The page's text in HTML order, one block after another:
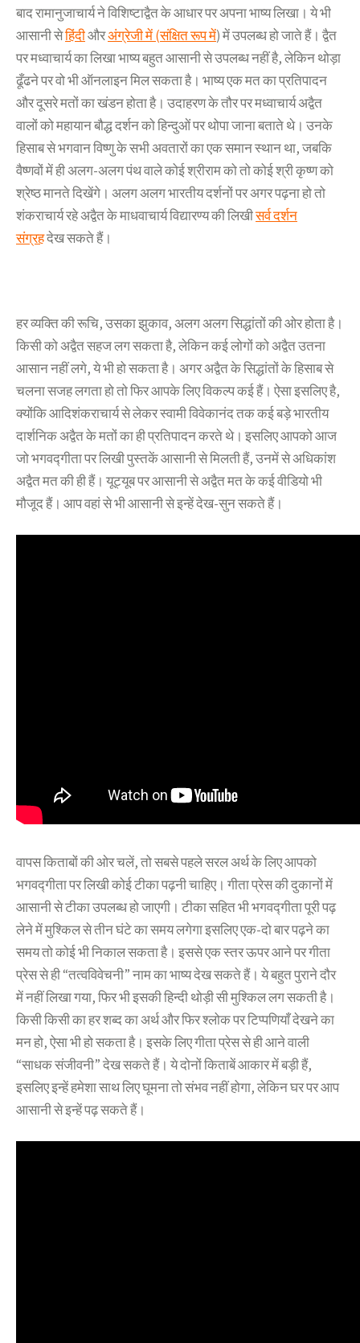
बाद रामानुजाचार्य ने विशिष्टाद्वैत के आधार पर अपना भाष्य लिखा। ये भी
आसानी सेहिंदीऔरअंग्रेजी में (संक्षित रूप में) में उपलब्ध हो जाते हैं। द्वैत
पर मध्वाचार्य का लिखा भाष्य बहुत आसानी से उपलब्ध नहीं है, लेकिन थोड़ा
ढूँढने पर वो भी ऑनलाइन मिल सकता है। भाष्य एक मत का प्रतिपादन
और दूसरे मतों का खंडन होता है। उदाहरण के तौर पर मध्वाचार्य अद्वैत
वालों को महायान बौद्ध दर्शन को हिन्दुओं पर थोपा जाना बताते थे। उनके
हिसाब से भगवान विष्णु के सभी अवतारों का एक समान स्थान था, जबकि
वैष्णवों में ही अलग-अलग पंथ वाले कोई श्रीराम को तो कोई श्री कृष्ण को
श्रेष्ठ मानते दिखेंगे। अलग अलग भारतीय दर्शनों पर अगर पढ़ना हो तो
शंकराचार्य रहे अद्वैत के माधवाचार्य विद्यारण्य की लिखीसर्व दर्शन
संग्रहदेख सकते हैं।
हर व्यक्ति की रूचि, उसका झुकाव, अलग अलग सिद्धांतों की ओर होता है।
किसी को अद्वैत सहज लग सकता है, लेकिन कई लोगों को अद्वैत उतना
आसान नहीं लगे, ये भी हो सकता है। अगर अद्वैत के सिद्धांतों के हिसाब से
चलना सजह लगता हो तो फिर आपके लिए विकल्प कई हैं। ऐसा इसलिए है,
क्योंकि आदिशंकराचार्य से लेकर स्वामी विवेकानंद तक कई बड़े भारतीय
दार्शनिक अद्वैत के मतों का ही प्रतिपादन करते थे। इसलिए आपको आज
जो भगवद्गीता पर लिखी पुस्तकें आसानी से मिलती हैं, उनमें से अधिकांश
अद्वैत मत की ही हैं। यूट्यूब पर आसानी से अद्वैत मत के कई वीडियो भी
मौजूद हैं। आप वहां से भी आसानी से इन्हें देख-सुन सकते हैं।
वापस किताबों की ओर चलें, तो सबसे पहले सरल अर्थ के लिए आपको
भगवद्गीता पर लिखी कोई टीका पढ़नी चाहिए। गीता प्रेस की दुकानों में
आसानी से टीका उपलब्ध हो जाएगी। टीका सहित भी भगवद्गीता पूरी पढ़
लेने में मुश्किल से तीन घंटे का समय लगेगा इसलिए एक-दो बार पढ़ने का
समय तो कोई भी निकाल सकता है। इससे एक स्तर ऊपर आने पर गीता
प्रेस से ही “तत्वविवेचनी” नाम का भाष्य देख सकते हैं। ये बहुत पुराने दौर
में नहीं लिखा गया, फिर भी इसकी हिन्दी थोड़ी सी मुश्किल लग सकती है।
किसी किसी का हर शब्द का अर्थ और फिर श्लोक पर टिप्पणियाँ देखने का
मन हो, ऐसा भी हो सकता है। इसके लिए गीता प्रेस से ही आने वाली
“साधक संजीवनी” देख सकते हैं। ये दोनों किताबें आकार में बड़ी हैं,
इसलिए इन्हें हमेशा साथ लिए घूमना तो संभव नहीं होगा, लेकिन घर पर आप
आसानी से इन्हें पढ़ सकते हैं।